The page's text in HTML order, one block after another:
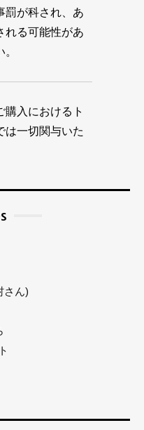
罰が科され、あ
れる可能性があ
購入におけるト
は一切関与いた
さん)